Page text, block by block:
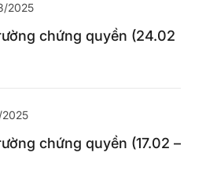
2025
chứng quyền (24.02
chứng quyền (17.02 –